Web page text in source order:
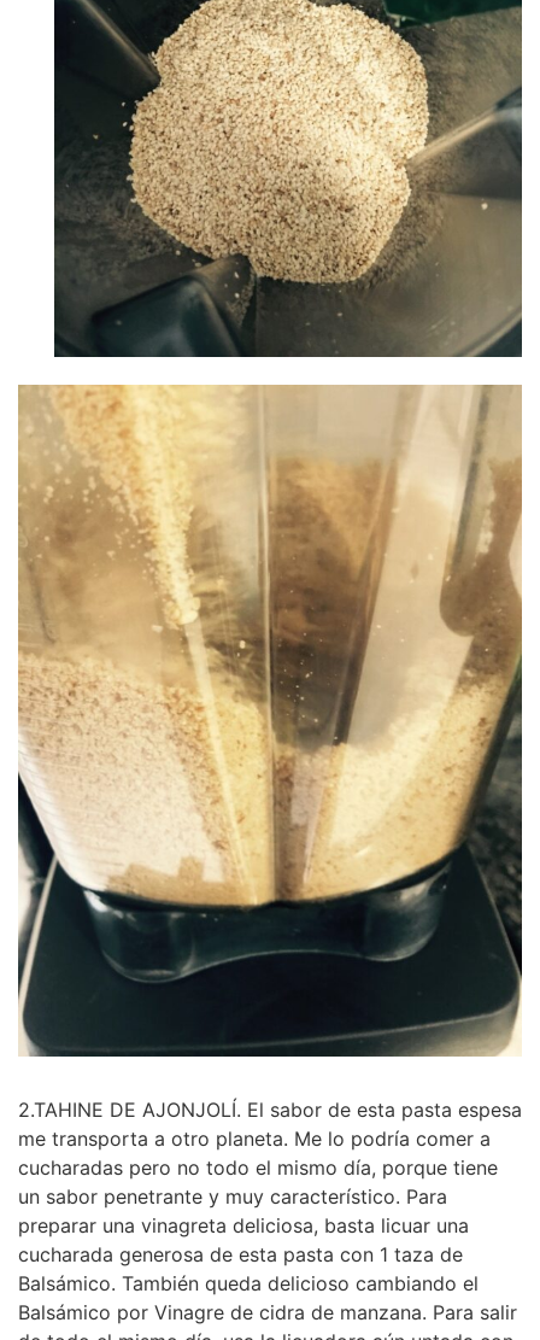
2.TAHINE DE AJONJOLÍ. El sabor de esta pasta espesa
me transporta a otro planeta. Me lo podría comer a
cucharadas pero no todo el mismo día, porque tiene
un sabor penetrante y muy característico. Para
preparar una vinagreta deliciosa, basta licuar una
cucharada generosa de esta pasta con 1 taza de
Balsámico. También queda delicioso cambiando el
Balsámico por Vinagre de cidra de manzana. Para salir